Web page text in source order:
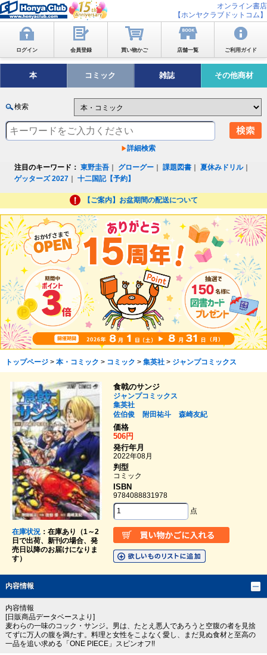
オンライン書店
【ホンヤクラブドットコム】
ログイン 会員登録 買い物かご 店舗一覧 ご利用ガイド
本 コミック 雑誌 その他商材
検索
詳細検索
注目のキーワード： 東野圭吾 グローグー ｜課題図書 ｜夏休みドリル｜
ゲッターズ 2027 ｜十二国記【予約】
【ご案内】お盆期間の配送について
トップページ> 本・コミック > コミック > 集英社> ジャンプコミックス
在庫状況：在庫あり（1～2
日で出荷、新刊の場合、発
売日以降のお届けになりま
す）
食戟のサンジ
ジャンプコミックス
集英社
佐伯俊
附田祐斗
森崎友紀
価格
506円
発行年月
2022年08月
判型
コミック
ISBN
9784088831978
点
内容情報
内容情報
[日販商品データベースより]
麦わらの一味のコック・サンジ。男は、たとえ悪人であろうと空腹の者を見捨
てずに万人の腹を満たす。料理と女性をこよなく愛し、まだ見ぬ食材と至高の
一品を追い求める「ONE PIECE」スピンオフ!!